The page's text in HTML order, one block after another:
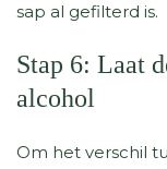
sap al gefilterd is.
Stap 6: Laat
alcohol
Om het verschil